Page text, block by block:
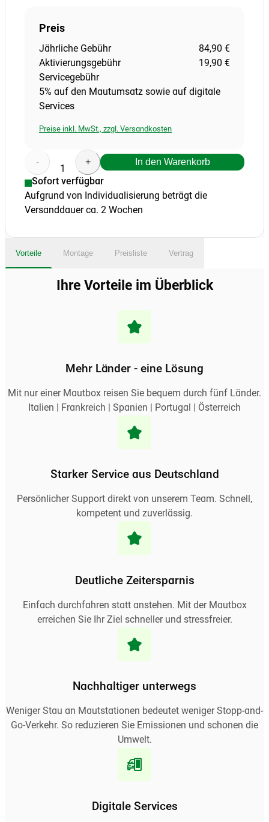
Preis
Jährliche Gebühr
84,90 €
Aktivierungsgebühr
19,90 €
Servicegebühr
5% auf den Mautumsatz sowie auf digitale
Services
Preise inkl. MwSt., zzgl. Versandkosten
-
1
+ In den Warenkorb
Sofort verfügbar
Aufgrund von Individualisierung beträgt die
Versanddauer ca. 2 Wochen
Vorteile Montage Preisliste Vertrag
Ihre Vorteile im Überblick
Mehr Länder - eine Lösung
Mit nur einer Mautbox reisen Sie bequem durch fünf Länder.
Italien | Frankreich | Spanien | Portugal | Österreich
Starker Service aus Deutschland
Persönlicher Support direkt von unserem Team. Schnell,
kompetent und zuverlässig.
Deutliche Zeitersparnis
Einfach durchfahren statt anstehen. Mit der Mautbox
erreichen Sie Ihr Ziel schneller und stressfreier.
Nachhaltiger unterwegs
Weniger Stau an Mautstationen bedeutet weniger Stopp-and-
Go-Verkehr. So reduzieren Sie Emissionen und schonen die
Umwelt.
Digitale Services